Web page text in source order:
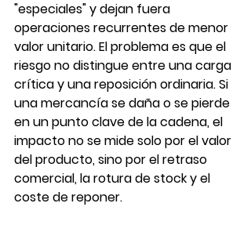
"especiales" y dejan fuera
operaciones recurrentes de menor
valor unitario. El problema es que el
riesgo no distingue entre una carga
crítica y una reposición ordinaria. Si
una mercancía se daña o se pierde
en un punto clave de la cadena, el
impacto no se mide solo por el valor
del producto, sino por el retraso
comercial, la rotura de stock y el
coste de reponer.